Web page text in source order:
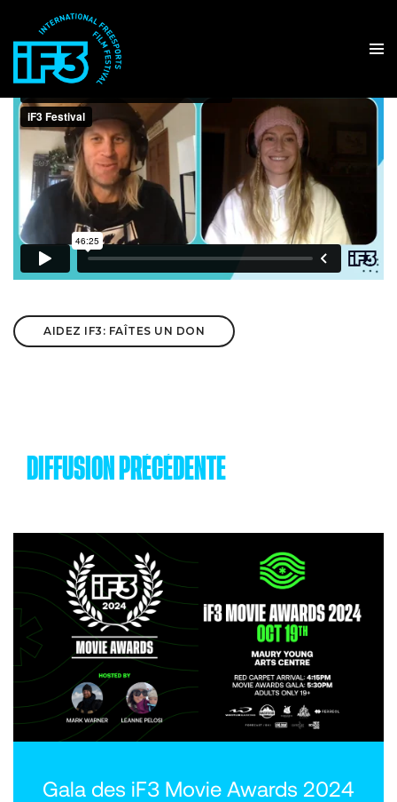
AIDEZ IF3: FAÎTES UN DON
DIFFUSION PRÉCÉDENTE
Gala des iF3 Movie Awards 2024